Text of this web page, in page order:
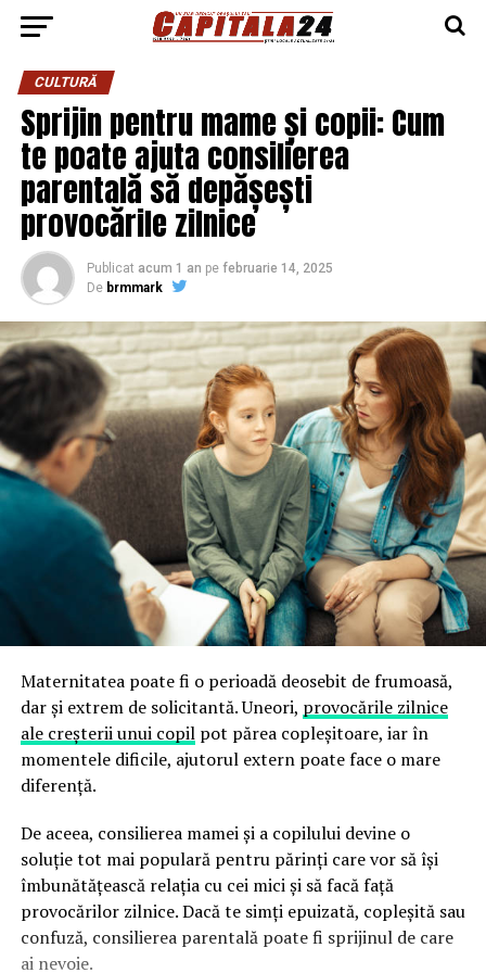
CULTURĂ
Sprijin pentru mame și copii: Cum
te poate ajuta consilierea
parentală să depășești
provocările zilnice
Publicat acum 1 an pe februarie 14, 2025
De brmmark
Maternitatea poate fi o perioadă deosebit de frumoasă,
dar și extrem de solicitantă. Uneori, provocările zilnice
ale creșterii unui copilpot părea copleșitoare, iar în
momentele dificile, ajutorul extern poate face o mare
diferență.
De aceea, consilierea mamei și a copilului devine o
soluție tot mai populară pentru părinți care vor să își
îmbunătățească relația cu cei mici și să facă față
provocărilor zilnice. Dacă te simți epuizată, copleșită sau
confuză, consilierea parentală poate fi sprijinul de care
ai nevoie.